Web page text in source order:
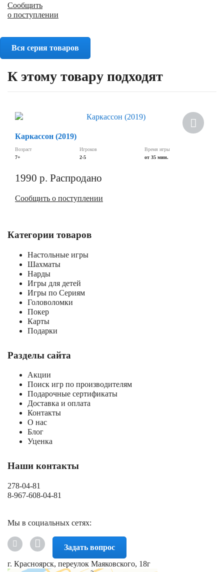
Сообщить
о поступлении
Вся серия товаров
К этому товару подходят
Каркассон (2019)
Возраст
7+
Игроков
2-5
Время игры
от 35 мин.
1990 р. Распродано
Сообщить о поступлении
Категории товаров
Настольные игры
Шахматы
Нарды
Игры для детей
Игры по Сериям
Головоломки
Покер
Карты
Подарки
Разделы сайта
Акции
Поиск игр по производителям
Подарочные сертификаты
Доставка и оплата
Контакты
О нас
Блог
Уценка
Наши контакты
278-04-81
8-967-608-04-81
Мы в социальных сетях:
Задать вопрос
г. Красноярск, переулок Маяковского, 18г